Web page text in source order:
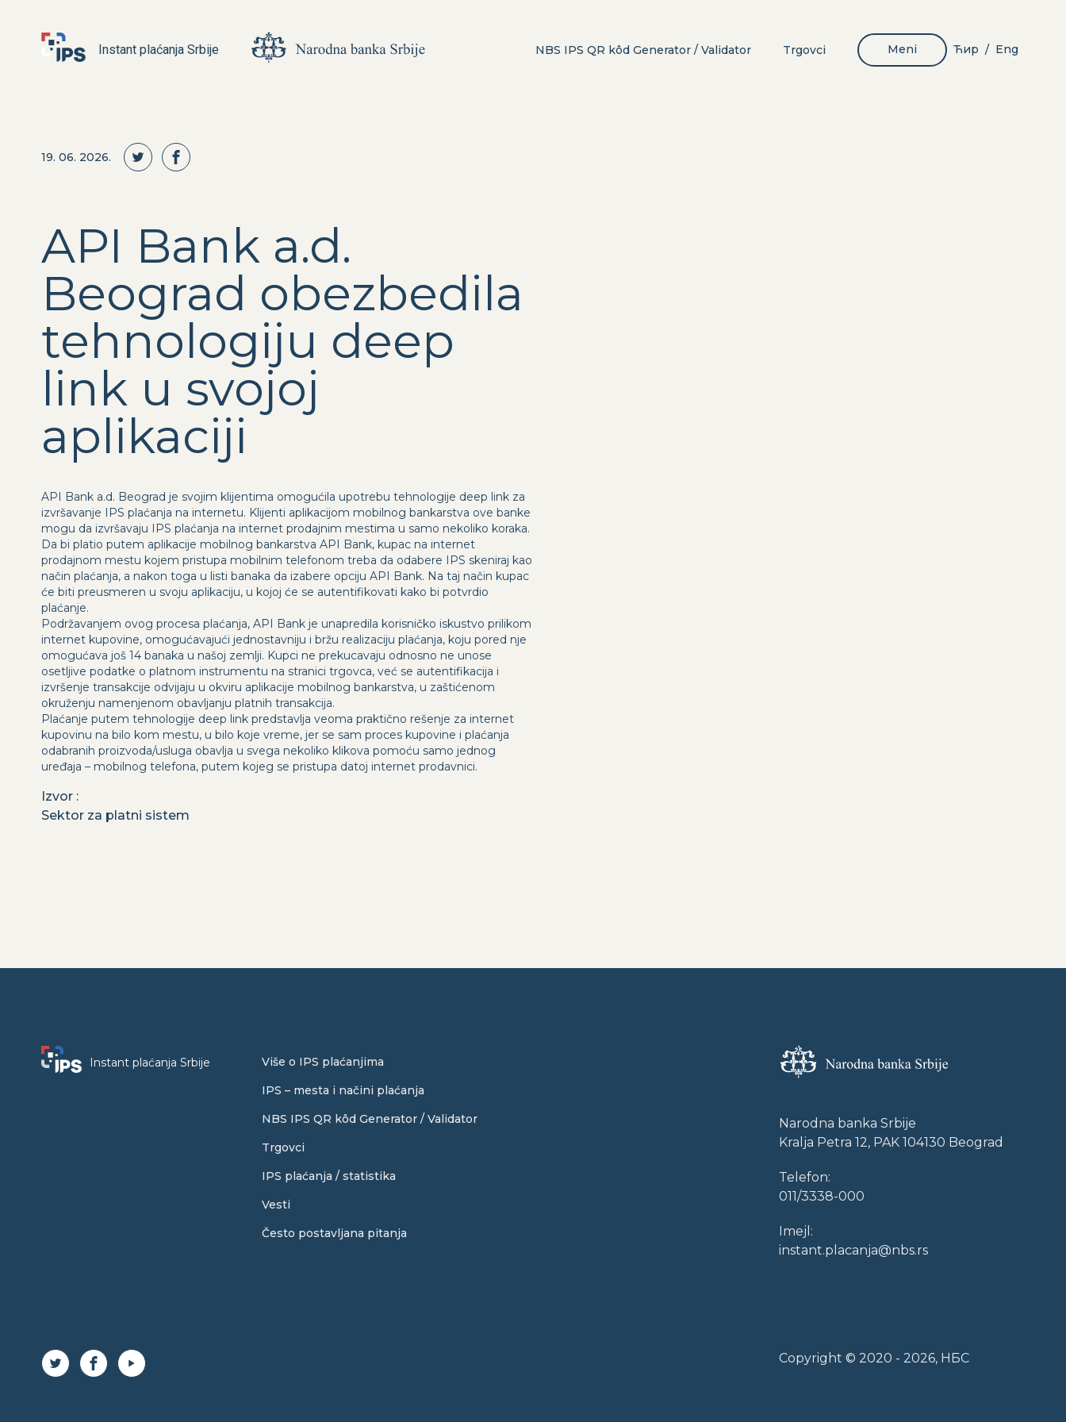
Instant plaćanja Srbije NBS IPS QR kôd Generator / Validator Trgovci Meni Ћир / Eng
19. 06. 2026.
API Bank a.d.
Beograd obezbedila
tehnologiju deep
link u svojoj
aplikaciji
API Bank a.d. Beograd je svojim klijentima omogućila upotrebu tehnologije deep link za
izvršavanje IPS plaćanja na internetu. Klijenti aplikacijom mobilnog bankarstva ove banke
mogu da izvršavaju IPS plaćanja na internet prodajnim mestima u samo nekoliko koraka.
Da bi platio putem aplikacije mobilnog bankarstva API Bank, kupac na internet
prodajnom mestu kojem pristupa mobilnim telefonom treba da odabere IPS skeniraj kao
način plaćanja, a nakon toga u listi banaka da izabere opciju API Bank. Na taj način kupac
će biti preusmeren u svoju aplikaciju, u kojoj će se autentifikovati kako bi potvrdio
plaćanje.
Podržavanjem ovog procesa plaćanja, API Bank je unapredila korisničko iskustvo prilikom
internet kupovine, omogućavajući jednostavniju i bržu realizaciju plaćanja, koju pored nje
omogućava još 14 banaka u našoj zemlji. Kupci ne prekucavaju odnosno ne unose
osetljive podatke o platnom instrumentu na stranici trgovca, već se autentifikacija i
izvršenje transakcije odvijaju u okviru aplikacije mobilnog bankarstva, u zaštićenom
okruženju namenjenom obavljanju platnih transakcija.
Plaćanje putem tehnologije deep link predstavlja veoma praktično rešenje za internet
kupovinu na bilo kom mestu, u bilo koje vreme, jer se sam proces kupovine i plaćanja
odabranih proizvoda/usluga obavlja u svega nekoliko klikova pomoću samo jednog
uređaja – mobilnog telefona, putem kojeg se pristupa datoj internet prodavnici.
Izvor :
Sektor za platni sistem
Instant plaćanja Srbije
Više o IPS plaćanjima
IPS – mesta i načini plaćanja
NBS IPS QR kôd Generator / Validator
Trgovci
IPS plaćanja / statistika
Vesti
Često postavljana pitanja
Narodna banka Srbije
Kralja Petra 12, PAK 104130 Beograd
Telefon:
011/3338-000
Imejl:
instant.placanja@nbs.rs
Copyright © 2020 - 2026, НБС